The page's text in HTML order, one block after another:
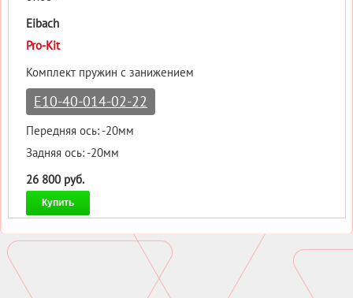
Eibach
Pro-Kit
Комплект пружин с занижением
E10-40-014-02-22
Передняя ось: -20мм
Задняя ось: -20мм
26 800 руб.
Купить